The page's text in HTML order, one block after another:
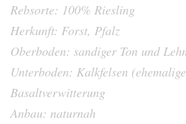
Rebsorte: 100% Riesling
Herkunft: Forst, Pfalz
Oberboden: sandiger Ton und
Unterboden: Kalkfelsen
Basaltverwitterung
Anbau: naturnah